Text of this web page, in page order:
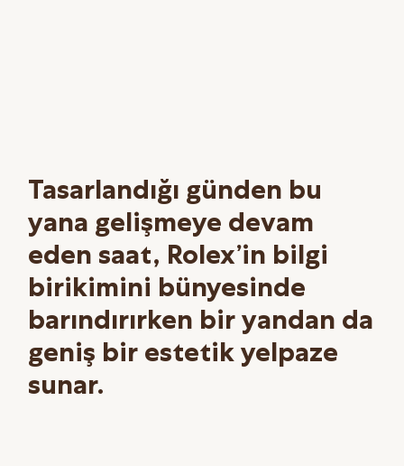
Tasarlandığı günden bu
yana gelişmeye devam
eden saat, Rolex’in bilgi
birikimini bünyesinde
barındırırken bir yandan da
geniş bir estetik yelpaze
sunar.